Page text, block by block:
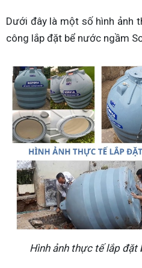
Dưới đây là một số hình ảnh
công lắp đặt bể nước ngầm
Hình ảnh thực tế lắp đặt